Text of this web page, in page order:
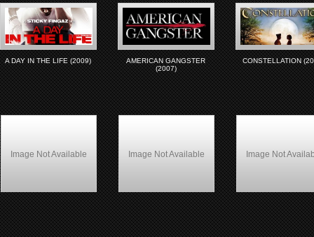
A DAY IN THE LIFE (2009)
AMERICAN GANGSTER
(2007)
CONSTELLATION
Image Not Available
(Français) Perpète (1999)
Image Not Available
(Français) Les Fumistes
(1998)
Image Not
Sprung (1997)